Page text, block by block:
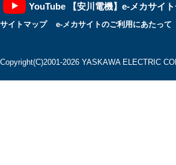
YouTube 【安川電機】e-メカサイ
サイトマップ e-メカサイトのご利用にあたって
Copyright(C)2001‐2026 YASKAWA ELECTRIC